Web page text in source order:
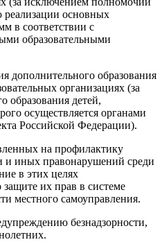
основных
в соответствии с
образовательными
дополнительного образования
организациях (за
образования детей,
осуществляется органами
Российской Федерации).
на профилактику
и иных правонарушений среди
в этих целях
их прав в системе
местного самоуправления.
безнадзорности,